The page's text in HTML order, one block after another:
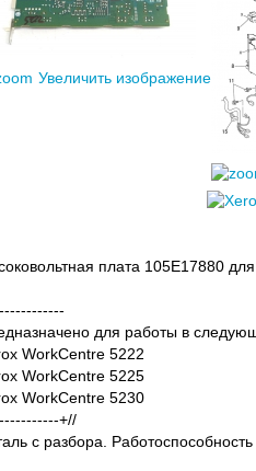
Увеличить изображение
плата 105E17880
для работы в
WorkCentre 5222
WorkCentre 5225
WorkCentre 5230
+//
с разбора.